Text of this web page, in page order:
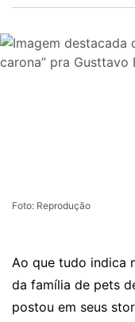
Foto: Reprodução
Ao que tudo indica
da família de pets
postou em seus